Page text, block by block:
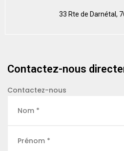
33 Rte de Darnétal,
Contactez-nous
Contactez-nous